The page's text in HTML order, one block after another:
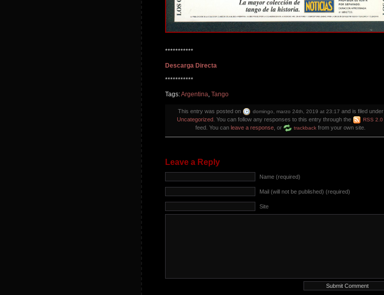
***********
Descarga Directa
***********
Tags:Argentina, Tango
This entry was posted on domingo, marzo 24th, 2019 at 23:17 and is filed under
Uncategorized . You can follow any responses to this entry through the RSS 2.0
feed. You can leave a response , or trackback from your own site.
Leave a Reply
Name (required)
Mail (will not be published) (required)
Site